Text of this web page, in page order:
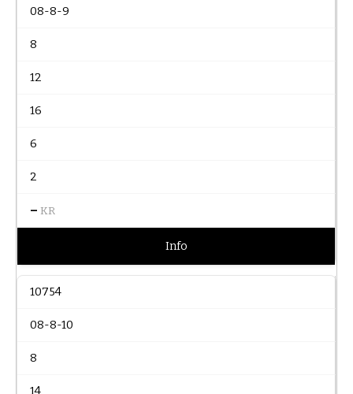
08-8-9
8
12
16
6
2
– KR
Info
10754
08-8-10
8
14